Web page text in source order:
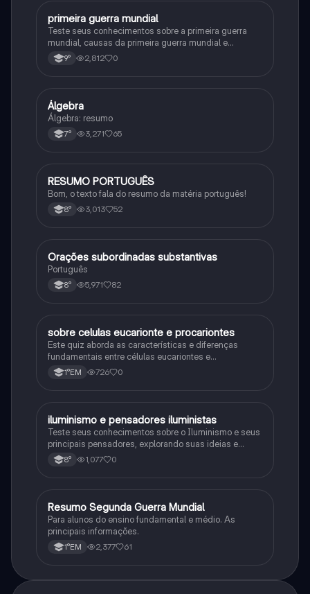
História
primeira guerra mundial
Teste seus conhecimentos sobre a primeira guerra
mundial, causas da primeira guerra mundial e
consequências da Primeira Guerra Mundial, fases da
primeira guerra mundial
9° 2,812 0
Matematica
Álgebra
Álgebra: resumo
7° 3,271 65
Português
RESUMO PORTUGUÊS
Bom, o texto fala do resumo da matéria português!
8° 3,013 52
Português
Orações subordinadas substantivas
Português
8° 5,971 82
Biologia
sobre celulas eucarionte e procariontes
Este quiz aborda as características e diferenças
fundamentais entre células eucariontes e
procariontes.
1°EM 726 0
História
iluminismo e pensadores iluministas
Teste seus conhecimentos sobre o Iluminismo e seus
principais pensadores, explorando suas ideias e
impacto histórico.
8° 1,077 0
História
Resumo Segunda Guerra Mundial
Para alunos do ensino fundamental e médio. As
principais informações.
1°EM 2,377 61